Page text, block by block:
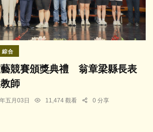
綜合
競賽頒獎典禮 翁章梁縣長表
師
五月03日 11,474 觀看 0 分享